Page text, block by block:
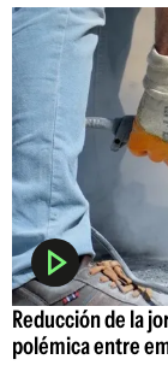
Reducción de la
polémica entre